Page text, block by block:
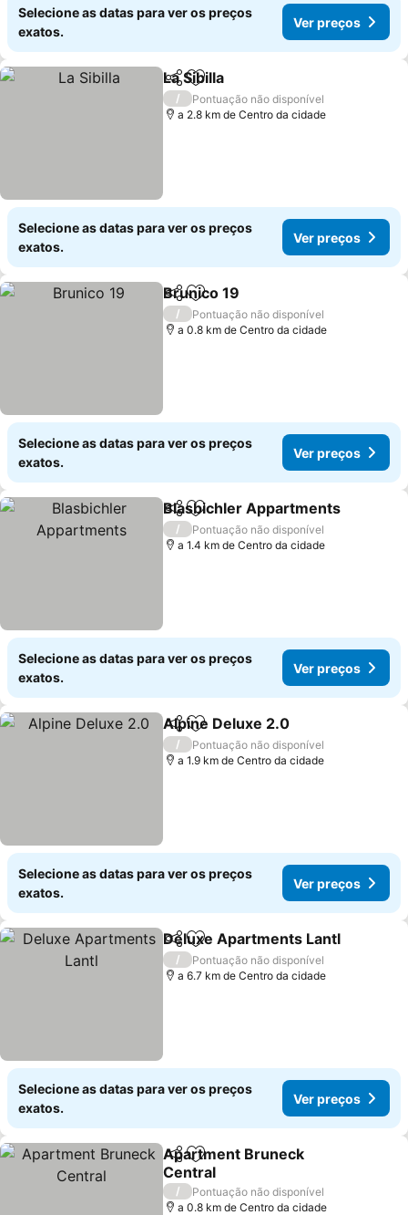
Selecione as datas para ver os preços
exatos.
Ver preços
PartilharAdicionar aos favoritos
La Sibilla
/
Pontuação não disponível
a 2.8 km de Centro da cidade
Selecione as datas para ver os preços
exatos.
Ver preços
PartilharAdicionar aos favoritos
Brunico 19
/
Pontuação não disponível
a 0.8 km de Centro da cidade
Selecione as datas para ver os preços
exatos.
Ver preços
PartilharAdicionar aos favoritos
Blasbichler Appartments
/
Pontuação não disponível
a 1.4 km de Centro da cidade
Selecione as datas para ver os preços
exatos.
Ver preços
PartilharAdicionar aos favoritos
Alpine Deluxe 2.0
/
Pontuação não disponível
a 1.9 km de Centro da cidade
Selecione as datas para ver os preços
exatos.
Ver preços
PartilharAdicionar aos favoritos
Deluxe Apartments Lantl
/
Pontuação não disponível
a 6.7 km de Centro da cidade
Selecione as datas para ver os preços
exatos.
Ver preços
PartilharAdicionar aos favoritos
Apartment Bruneck
Central
Ver preços
/
Pontuação não disponível
a 0.8 km de Centro da cidade